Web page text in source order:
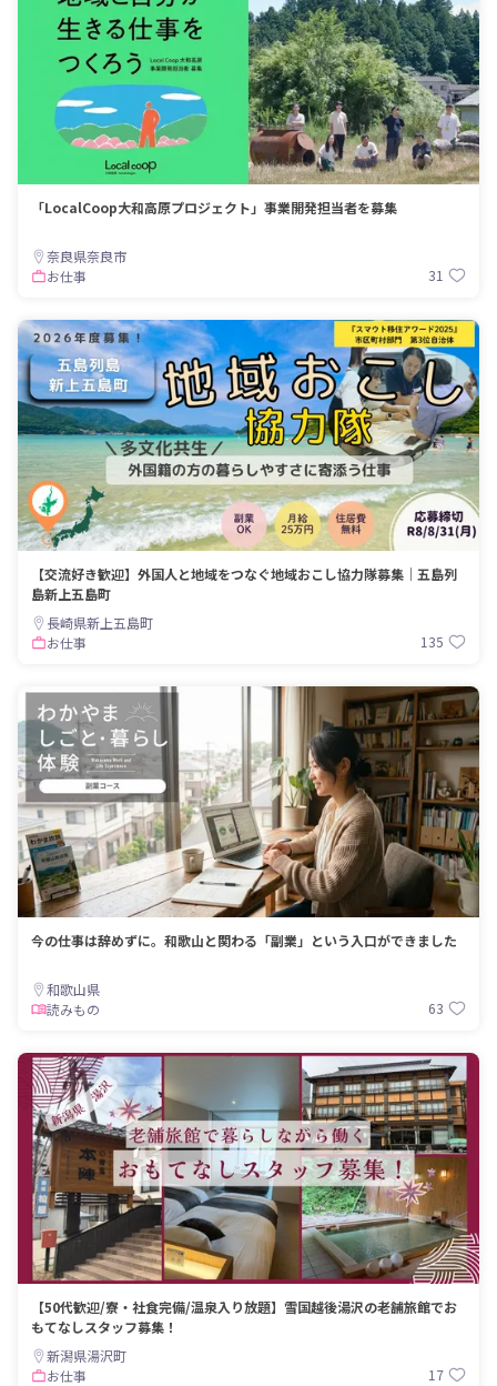
「LocalCoop大和高原プロジェクト」事業開発担当者を募集
奈良県奈良市
お仕事
31
【交流好き歓迎】外国人と地域をつなぐ地域おこし協力隊募集｜五島列
島新上五島町
長崎県新上五島町
お仕事
135
今の仕事は辞めずに。和歌山と関わる「副業」という入口ができました
和歌山県
読みもの
63
【50代歓迎/寮・社食完備/温泉入り放題】雪国越後湯沢の老舗旅館でお
もてなしスタッフ募集！
新潟県湯沢町
お仕事
17